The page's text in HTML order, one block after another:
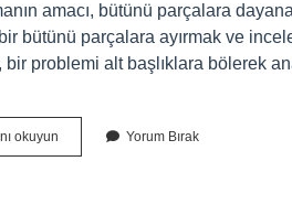
amacı, bütünü parçalara
bütünü parçalara ayırmak ve
bir problemi alt başlıklara bölerek
okuyun
Düşünme
Yorum Bırak